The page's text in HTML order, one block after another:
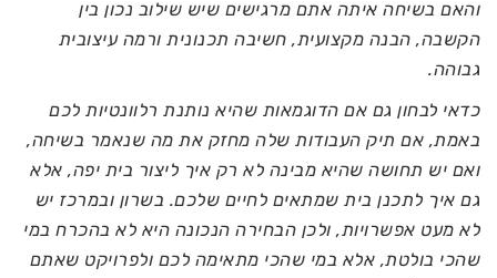
והאם בשיחה איתה אתם מרגישים שיש שילוב נכון בין
הקשבה, הבנה מקצועית, חשיבה תכנונית ורמה עיצובית
גבוהה.
כדאי לבחון גם אם הדוגמאות שהיא נותנת רלוונטיות לכם
באמת, אם תיק העבודות שלה מחזק את מה שנאמר בשיחה,
ואם יש תחושה שהיא מבינה לא רק איך ליצור בית יפה, אלא
גם איך לתכנן בית שמתאים לחיים שלכם. בשרון ובמרכז יש
לא מעט אפשרויות, ולכן הבחירה הנכונה היא לא בהכרח במי
שהכי בולטת, אלא במי שהכי מתאימה לכם ולפרויקט שאתם